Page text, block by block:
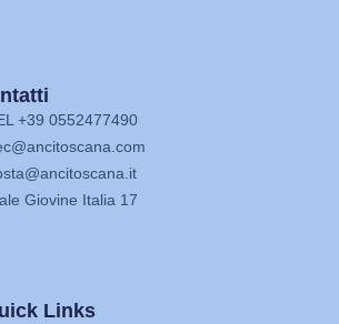
Links
+39 0552477490
Giovine Italia 17